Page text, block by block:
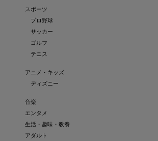
スポーツ
プロ野球
サッカー
ゴルフ
テニス
アニメ・キッズ
ディズニー
音楽
エンタメ
生活・趣味・教養
アダルト